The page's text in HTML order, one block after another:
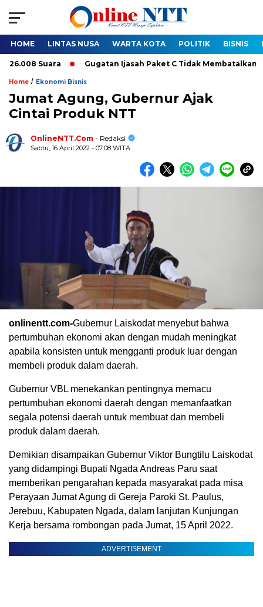
HOME LINTAS NUSA WARTA KOTA POLITIK BISNIS
Suara Gugatan Ijasah Paket C Tidak Membatalkan
Home / Ekonomi Bisnis
Jumat Agung, Gubernur Ajak
Cintai Produk NTT
OnlineNTT.Com - Redaksi
Sabtu, 16 April 2022 - 07:08 WITA
onlinentt.com-Gubernur Laiskodat menyebut bahwa
pertumbuhan ekonomi akan dengan mudah meningkat
apabila konsisten untuk mengganti produk luar dengan
membeli produk dalam daerah.
Gubernur VBL menekankan pentingnya memacu
pertumbuhan ekonomi daerah dengan memanfaatkan
segala potensi daerah untuk membuat dan membeli
produk dalam daerah.
Demikian disampaikan Gubernur Viktor Bungtilu Laiskodat
yang didampingi Bupati Ngada Andreas Paru saat
memberikan pengarahan kepada masyarakat pada misa
Perayaan Jumat Agung di Gereja Paroki St. Paulus,
Jerebuu, Kabupaten Ngada, dalam lanjutan Kunjungan
Kerja bersama rombongan pada Jumat, 15 April 2022.
ADVERTISEMENT